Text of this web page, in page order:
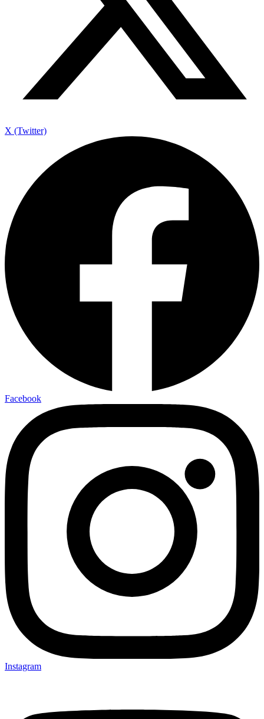
X (Twitter)
Facebook
Instagram